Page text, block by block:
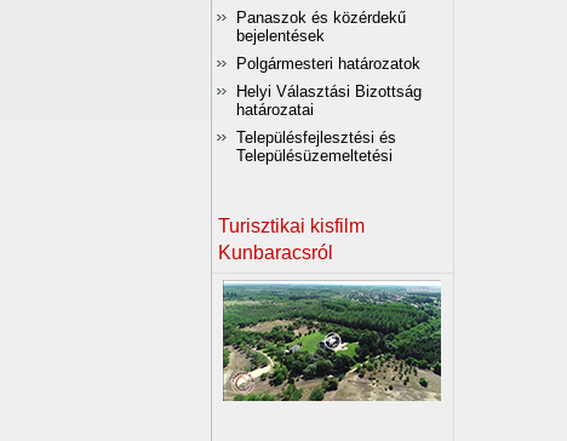
Panaszok és közérdekű
bejelentések
Polgármesteri határozatok
Helyi Választási Bizottság
határozatai
Településfejlesztési és
Településüzemeltetési
Turisztikai kisfilm
Kunbaracsról